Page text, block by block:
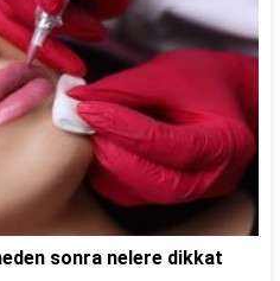
sonra nelere dikkat